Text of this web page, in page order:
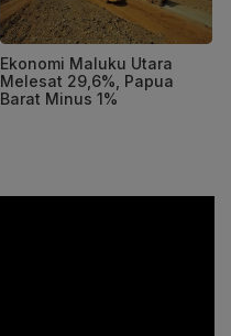
Ekonomi Maluku Utara
Melesat 29,6%, Papua
Barat Minus 1%